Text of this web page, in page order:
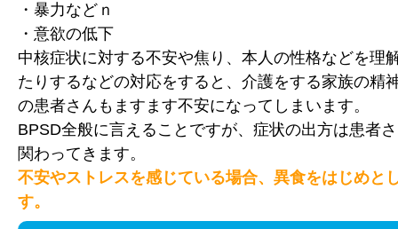
・暴力などｎ
・意欲の低下
中核症状に対する不安や焦り、本人の性格などを理
たりするなどの対応をすると、介護をする家族の精
の患者さんもますます不安になってしまいます。
BPSD全般に言えることですが、症状の出方は患者
関わってきます。
不安やストレスを感じている場合、異食をはじめと
す。